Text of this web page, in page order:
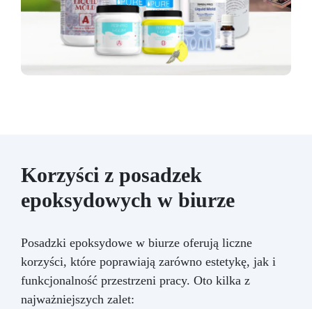
Korzyści z posadzek
epoksydowych w biurze
Posadzki epoksydowe w biurze oferują liczne
korzyści, które poprawiają zarówno estetykę, jak i
funkcjonalność przestrzeni pracy. Oto kilka z
najważniejszych zalet: